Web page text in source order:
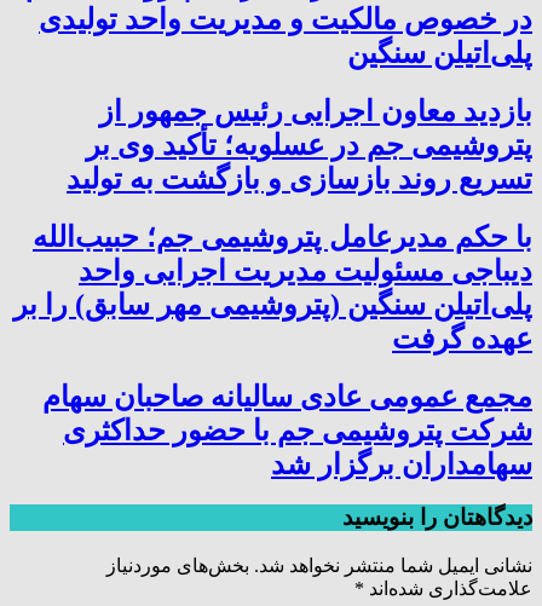
در خصوص مالکیت و مدیریت واحد تولیدی
پلی‌اتیلن سنگین
بازدید معاون اجرایی رئیس جمهور از
پتروشیمی جم در عسلویه؛ تأکید وی بر
تسریع روند بازسازی و بازگشت به تولید
با حکم مدیرعامل پتروشیمی جم؛ حبیب‌الله
دیباجی مسئولیت مدیریت اجرایی واحد
پلی‌اتیلن سنگین (پتروشیمی مهر سابق) را بر
عهده گرفت
مجمع عمومی عادی سالیانه صاحبان سهام
شرکت پتروشیمی جم با حضور حداکثری
سهامداران برگزار شد
دیدگاهتان را بنویسید
نشانی ایمیل شما منتشر نخواهد شد. بخش‌های موردنیاز
علامت‌گذاری شده‌اند *